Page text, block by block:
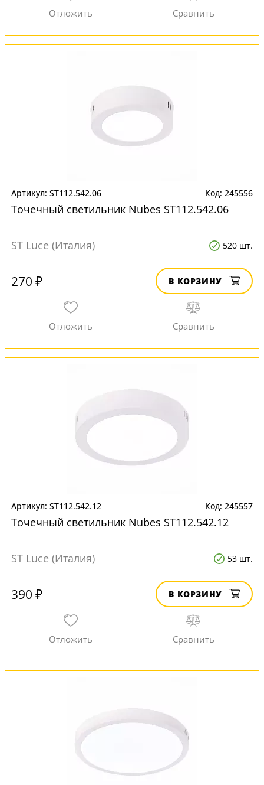
ST112.542.06 245556
Точечный светильник Nubes ST112.542.06
ST Luce (Италия) 520 шт.
270 ₽ В КОРЗИНУ
ST112.542.12 245557
Точечный светильник Nubes ST112.542.12
ST Luce (Италия) 53 шт.
390 ₽ В КОРЗИНУ